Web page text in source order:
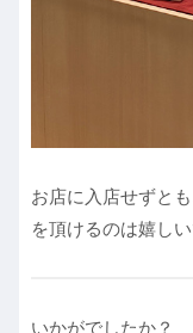
お店に入店せずと
を頂けるのは嬉し
いかがでしたか？